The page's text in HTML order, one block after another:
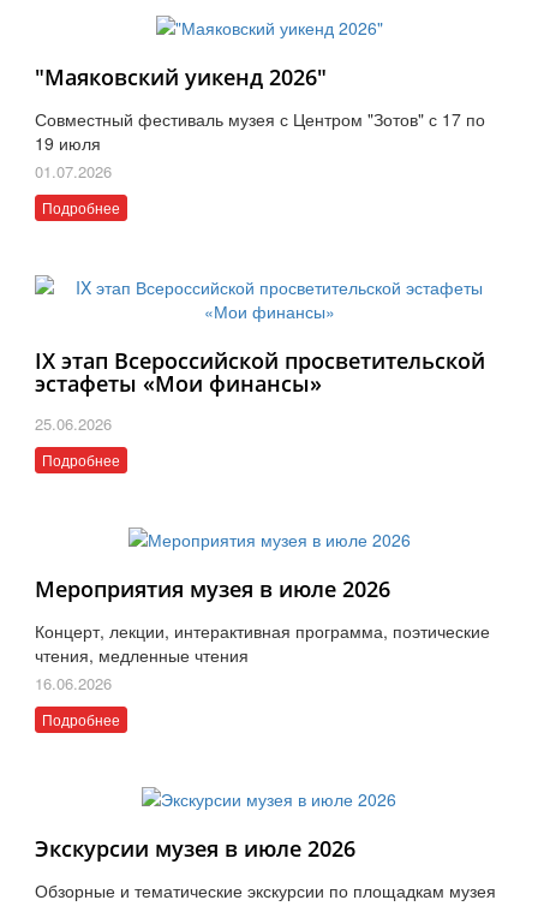
"Маяковский уикенд 2026"
Совместный фестиваль музея с Центром "Зотов" с 17 по
19 июля
01.07.2026
Подробнее
IX этап Всероссийской просветительской
эстафеты «Мои финансы»
25.06.2026
Подробнее
Мероприятия музея в июле 2026
Концерт, лекции, интерактивная программа, поэтические
чтения, медленные чтения
16.06.2026
Подробнее
Экскурсии музея в июле 2026
Обзорные и тематические экскурсии по площадкам музея